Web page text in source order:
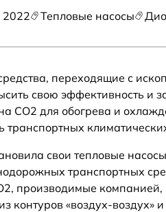
2022 Тепловые насосы
переходящие с
свою эффективность и
CO2 для обогрева и
свои тепловые
транспортных
производимые компанией,
контуров «воздух-воздух»